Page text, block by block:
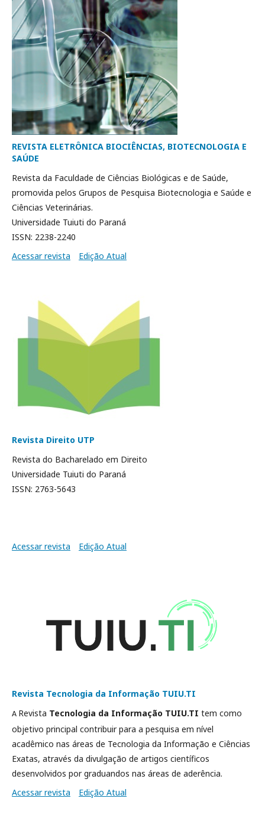
REVISTA ELETRÔNICA BIOCIÊNCIAS, BIOTECNOLOGIA E
SAÚDE
Revista da Faculdade de Ciências Biológicas e de Saúde,
promovida pelos Grupos de Pesquisa Biotecnologia e Saúde e
Ciências Veterinárias.
Universidade Tuiuti do Paraná
ISSN: 2238-2240
Acessar revista
Edição Atual
Revista Direito UTP
Revista do Bacharelado em Direito
Universidade Tuiuti do Paraná
ISSN: 2763-5643
Acessar revista Edição Atual
Revista Tecnologia da Informação TUIU.TI
A Revista Tecnologia da Informação TUIU.TI tem como
objetivo principal contribuir para a pesquisa em nível
acadêmico nas áreas de Tecnologia da Informação e Ciências
Exatas, através da divulgação de artigos científicos
desenvolvidos por graduandos nas áreas de aderência.
Acessar revista
Edição Atual